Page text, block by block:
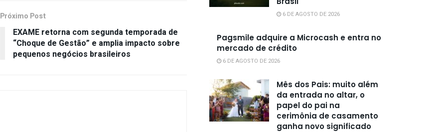
Próximo Post
EXAME retorna com segunda temporada de
“Choque de Gestão” e amplia impacto sobre
pequenos negócios brasileiros
6 DE AGOSTO DE 2026
Pagsmile adquire a Microcash e entra no
mercado de crédito
6 DE AGOSTO DE 2026
Mês dos Pais: muito além
da entrada no altar, o
papel do pai na
cerimônia de casamento
ganha novo significado